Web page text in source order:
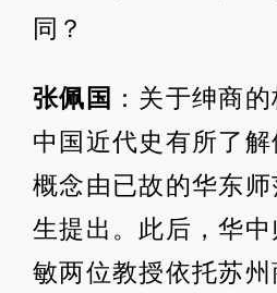
同？
张佩国 ：关于绅商
中国近代史有所了
概念由已故的华东
生提出。此后，华
敏两位教授依托苏